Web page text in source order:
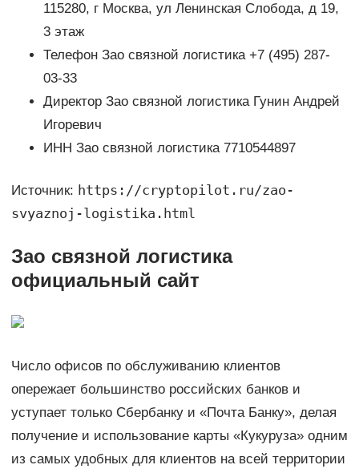
115280, г Москва, ул Ленинская Слобода, д 19,
3 этаж
Телефон Зао связной логистика +7 (495) 287-
03-33
Директор Зао связной логистика Гунин Андрей
Игоревич
ИНН Зао связной логистика 7710544897
Источник: https://cryptopilot.ru/zao-
svyaznoj-logistika.html
Зао связной логистика
официальный сайт
Число офисов по обслуживанию клиентов
опережает большинство российских банков и
уступает только Сбербанку и «Почта Банку», делая
получение и использование карты «Кукуруза» одним
из самых удобных для клиентов на всей территории